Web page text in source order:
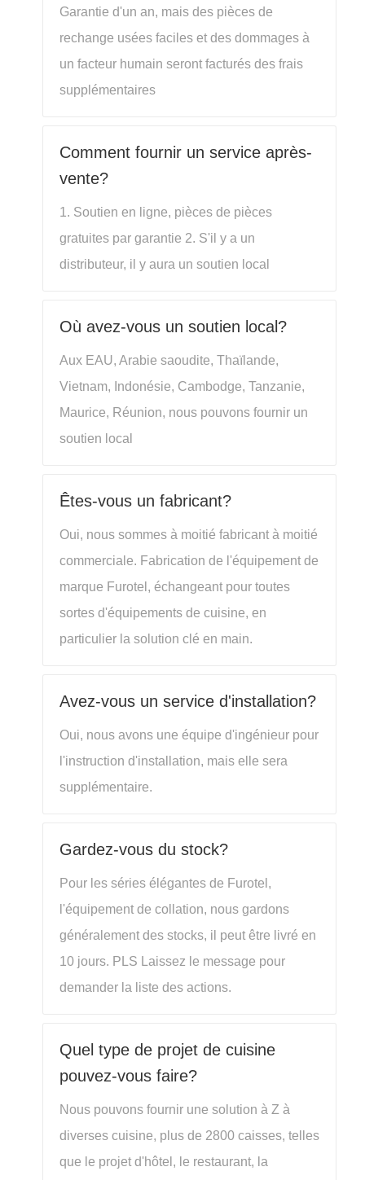
Garantie d'un an, mais des pièces de
rechange usées faciles et des dommages à
un facteur humain seront facturés des frais
supplémentaires
Comment fournir un service après-
vente?
1. Soutien en ligne, pièces de pièces
gratuites par garantie 2. S'il y a un
distributeur, il y aura un soutien local
Où avez-vous un soutien local?
Aux EAU, Arabie saoudite, Thaïlande,
Vietnam, Indonésie, Cambodge, Tanzanie,
Maurice, Réunion, nous pouvons fournir un
soutien local
Êtes-vous un fabricant?
Oui, nous sommes à moitié fabricant à moitié
commerciale. Fabrication de l'équipement de
marque Furotel, échangeant pour toutes
sortes d'équipements de cuisine, en
particulier la solution clé en main.
Avez-vous un service d'installation?
Oui, nous avons une équipe d'ingénieur pour
l'instruction d'installation, mais elle sera
supplémentaire.
Gardez-vous du stock?
Pour les séries élégantes de Furotel,
l'équipement de collation, nous gardons
généralement des stocks, il peut être livré en
10 jours. PLS Laissez le message pour
demander la liste des actions.
Quel type de projet de cuisine
pouvez-vous faire?
Nous pouvons fournir une solution à Z à
diverses cuisine, plus de 2800 caisses, telles
que le projet d'hôtel, le restaurant, la